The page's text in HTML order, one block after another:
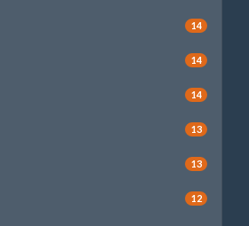
14
14
14
13
13
12